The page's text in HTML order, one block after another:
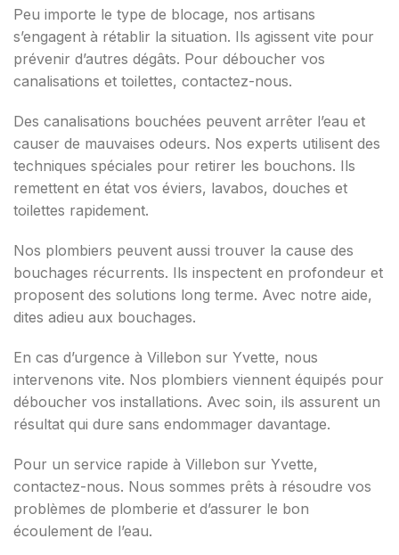
Peu importe le type de blocage, nos artisans
s’engagent à rétablir la situation. Ils agissent vite pour
prévenir d’autres dégâts. Pour déboucher vos
canalisations et toilettes, contactez-nous.
Des canalisations bouchées peuvent arrêter l’eau et
causer de mauvaises odeurs. Nos experts utilisent des
techniques spéciales pour retirer les bouchons. Ils
remettent en état vos éviers, lavabos, douches et
toilettes rapidement.
Nos plombiers peuvent aussi trouver la cause des
bouchages récurrents. Ils inspectent en profondeur et
proposent des solutions long terme. Avec notre aide,
dites adieu aux bouchages.
En cas d’urgence à Villebon sur Yvette, nous
intervenons vite. Nos plombiers viennent équipés pour
déboucher vos installations. Avec soin, ils assurent un
résultat qui dure sans endommager davantage.
Pour un service rapide à Villebon sur Yvette,
contactez-nous. Nous sommes prêts à résoudre vos
problèmes de plomberie et d’assurer le bon
écoulement de l’eau.